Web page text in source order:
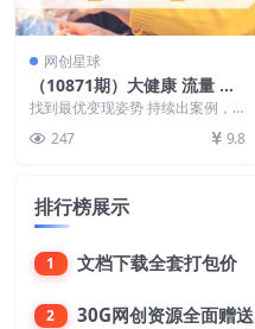
网创星球
（10871期）大健康 流量 变
现2.0：拓高变现 流量/成高
客单/低粉高变现/只讲落地实
战
找到最优变现姿势 持续出案例，
地实操!
247 9.8
排行榜展示
1 文档下载全套打包价
2 30G网创资源全面赠送